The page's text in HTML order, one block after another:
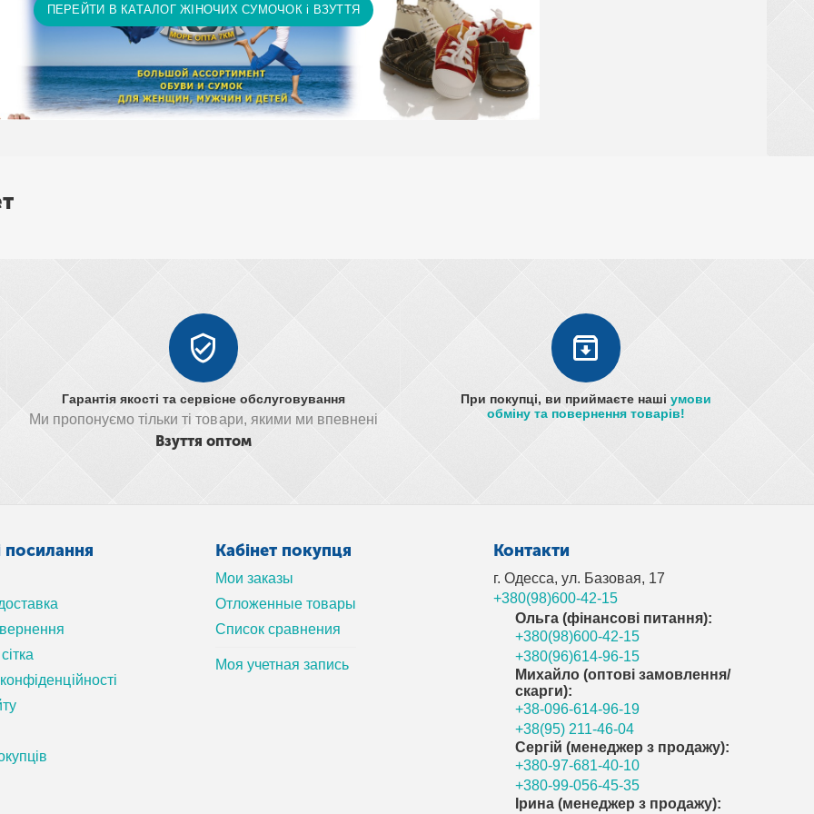
ПЕРЕЙТИ В КАТАЛОГ ЖІНОЧИХ СУМОЧОК і ВЗУТТЯ
Гарантія якості та сервісне обслуговування
Ми пропонуємо тільки ті товари, якими ми впевнені
Взуття оптом
При покупці, ви приймаєте нашіумови
обміну та повернення товарів!
посилання Кабінет покупця
Мои заказы
Отложенные товары
Список сравнения
Моя учетная запись
Контакти
г. Одесса, ул. Базовая, 17
+380(98)600-42-15
Ольга (фінансові питання):
+380(98)600-42-15
+380(96)614-96-15
Михайло (оптові замовлення/
скарги):
+38-096-614-96-19
+38(95) 211-46-04
Сергій (менеджер з продажу):
+380-97-681-40-10
+380-99-056-45-35
Ірина (менеджер з продажу):